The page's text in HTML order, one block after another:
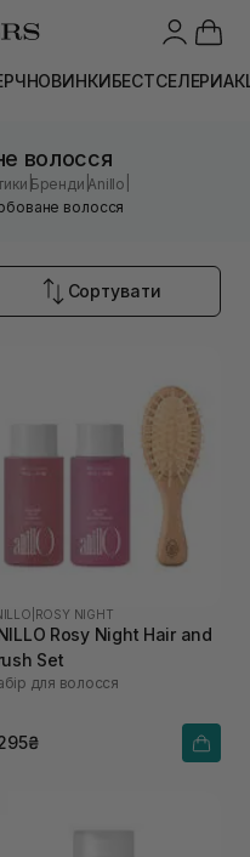
НОВИНКИБЕСТСЕЛЕРИ
волосся
|Бренди |Anillo
волосся
Сортувати
ROSY NIGHT
Rosy Night Hair and
Set
для волосся